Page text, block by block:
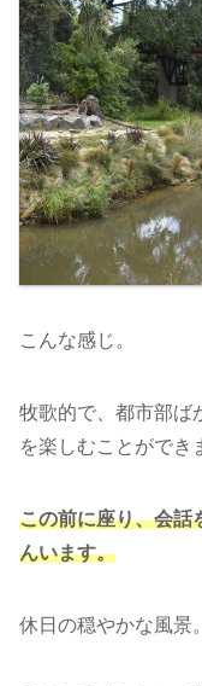
こんな感じ。
牧歌的で、都市部ば
を楽しむことができ
この前に座り、会話
んいます。
休日の穏やかな風景。